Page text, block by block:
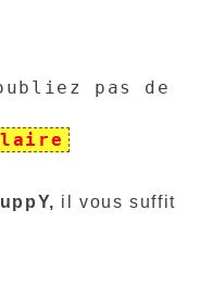
pas de
il vous suffit